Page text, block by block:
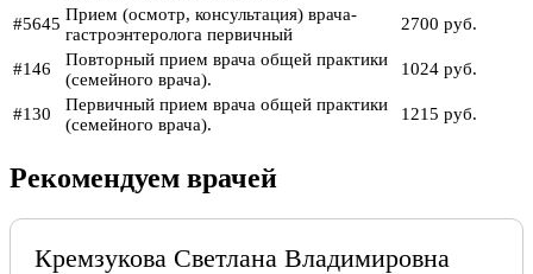
#5645 Прием (осмотр, консультация) врача-
гастроэнтеролога первичный
2700 руб.
#146
Повторный прием врача общей практики
(семейного врача).
1024 руб.
#130
Первичный прием врача общей практики
(семейного врача).
1215 руб.
Рекомендуем врачей
Кремзукова Светлана Владимировна